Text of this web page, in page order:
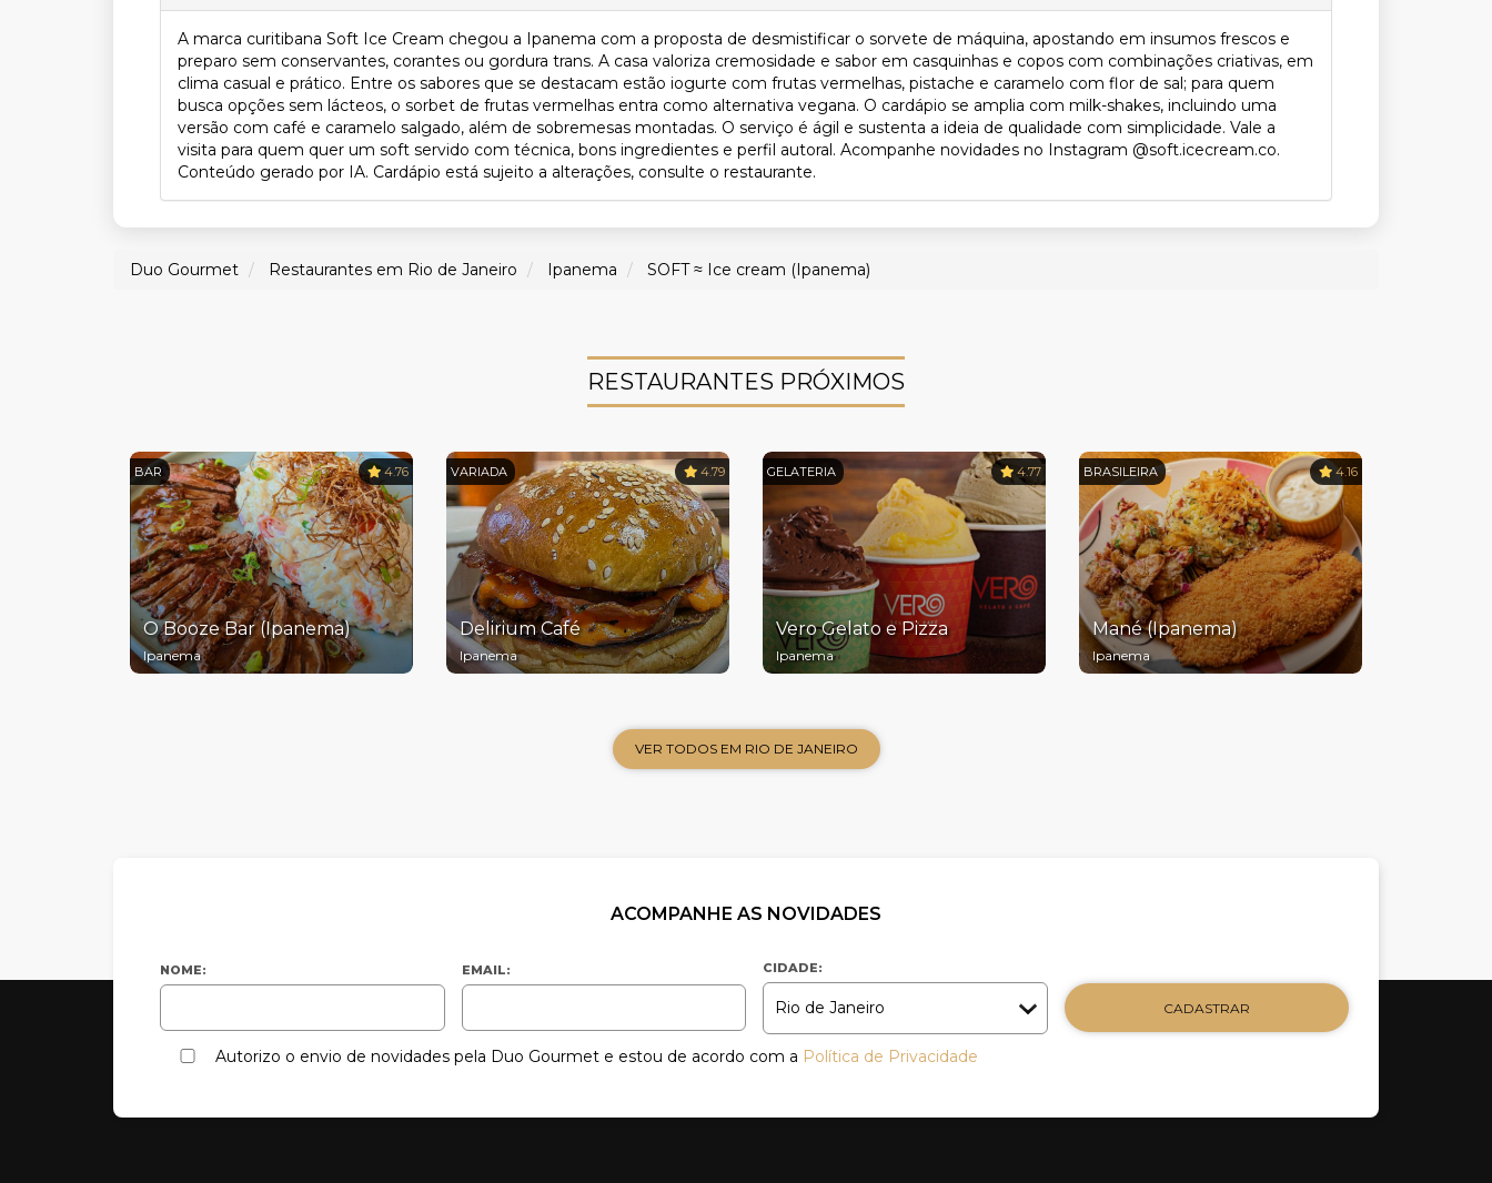
A marca curitibana Soft Ice Cream chegou a Ipanema com a proposta de desmistificar o sorvete de máquina, apostando em insumos frescos e
preparo sem conservantes, corantes ou gordura trans. A casa valoriza cremosidade e sabor em casquinhas e copos com combinações criativas, em
clima casual e prático. Entre os sabores que se destacam estão iogurte com frutas vermelhas, pistache e caramelo com flor de sal; para quem
busca opções sem lácteos, o sorbet de frutas vermelhas entra como alternativa vegana. O cardápio se amplia com milk-shakes, incluindo uma
versão com café e caramelo salgado, além de sobremesas montadas. O serviço é ágil e sustenta a ideia de qualidade com simplicidade. Vale a
visita para quem quer um soft servido com técnica, bons ingredientes e perfil autoral. Acompanhe novidades no Instagram @soft.icecream.co.
Conteúdo gerado por IA. Cardápio está sujeito a alterações, consulte o restaurante.
Duo Gourmet Restaurantes em Rio de Janeiro Ipanema SOFT ≈ Ice cream (Ipanema)
RESTAURANTES PRÓXIMOS
BAR 4.76
O Booze Bar (Ipanema)
Ipanema
VARIADA 4.79
Delirium Café
Ipanema
GELATERIA 4.77
Vero Gelato e Pizza
Ipanema
BRASILEIRA 4.16
Mané (Ipanema)
Ipanema
VER TODOS EM RIO DE JANEIRO
ACOMPANHE AS NOVIDADES
NOME: EMAIL: CIDADE:
CADASTRAR
Autorizo o envio de novidades pela Duo Gourmet e estou de acordo com a Política de Privacidade